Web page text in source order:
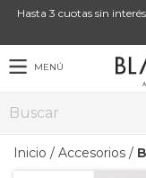
Hasta 3 cuotas sin
MENÚ
Inicio / Accesorios /